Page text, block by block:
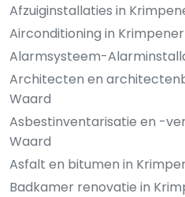
Afzuiginstallaties in
Airconditioning in
Alarmsysteem-
Architecten en
Waard
Asbestinventarisatie en -
Waard
Asfalt en bitumen in
Badkamer renovatie in